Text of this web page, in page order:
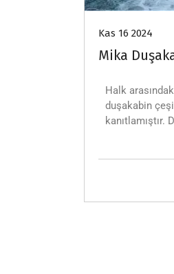
Kas 16 2024
Mika
Halk
duşakabin